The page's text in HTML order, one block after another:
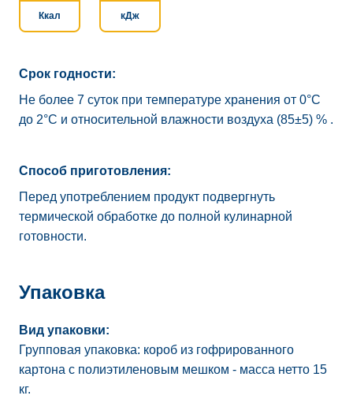
Ккал кДж
Срок годности:
Не более 7 суток при температуре хранения от 0°C
до 2°C и относительной влажности воздуха (85±5) % .
Способ приготовления:
Перед употреблением продукт подвергнуть
термической обработке до полной кулинарной
готовности.
Упаковка
Вид упаковки:
Групповая упаковка: короб из гофрированного
картона с полиэтиленовым мешком - масса нетто 15
кг.